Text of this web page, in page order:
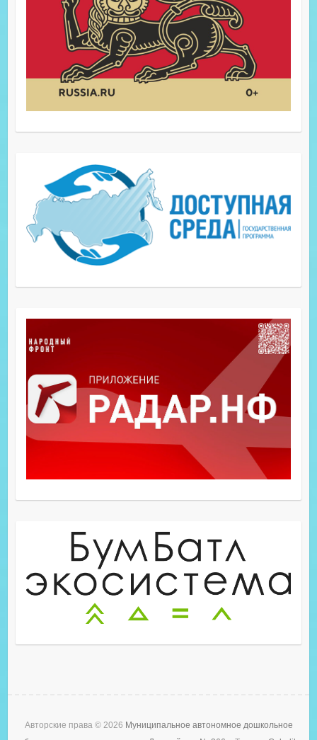
Авторские права © 2026 Муниципальное автономное дошкольное